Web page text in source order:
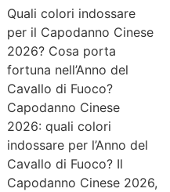
Quali colori indossare
per il Capodanno Cinese
2026? Cosa porta
fortuna nell’Anno del
Cavallo di Fuoco?
Capodanno Cinese
2026: quali colori
indossare per l’Anno del
Cavallo di Fuoco? Il
Capodanno Cinese 2026,